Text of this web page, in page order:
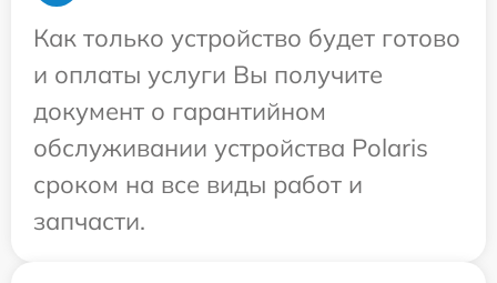
Как только устройство будет готово
и оплаты услуги Вы получите
документ о гарантийном
обслуживании устройства Polaris
сроком на все виды работ и
запчасти.